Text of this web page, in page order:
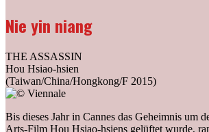
Nie yin niang
THE ASSASSIN
Hou Hsiao-hsien
(Taiwan/China/Hongkong/F 2015)
Bis dieses Jahr in Cannes das Geheimnis um
Arts-Film Hou Hsiao-hsiens gelüftet wurde,